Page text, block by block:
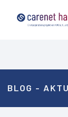
BLOG -